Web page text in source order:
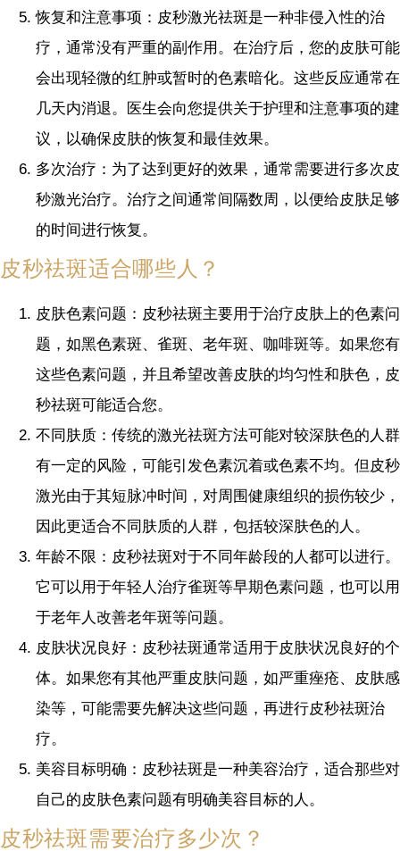
恢复和注意事项：皮秒激光祛斑是一种非侵入性的治
疗，通常没有严重的副作用。在治疗后，您的皮肤可能
会出现轻微的红肿或暂时的色素暗化。这些反应通常在
几天内消退。医生会向您提供关于护理和注意事项的建
议，以确保皮肤的恢复和最佳效果。
多次治疗：为了达到更好的效果，通常需要进行多次皮
秒激光治疗。治疗之间通常间隔数周，以便给皮肤足够
的时间进行恢复。
皮秒祛斑适合哪些人？
皮肤色素问题：皮秒祛斑主要用于治疗皮肤上的色素问
题，如黑色素斑、雀斑、老年斑、咖啡斑等。如果您有
这些色素问题，并且希望改善皮肤的均匀性和肤色，皮
秒祛斑可能适合您。
不同肤质：传统的激光祛斑方法可能对较深肤色的人群
有一定的风险，可能引发色素沉着或色素不均。但皮秒
激光由于其短脉冲时间，对周围健康组织的损伤较少，
因此更适合不同肤质的人群，包括较深肤色的人。
年龄不限：皮秒祛斑对于不同年龄段的人都可以进行。
它可以用于年轻人治疗雀斑等早期色素问题，也可以用
于老年人改善老年斑等问题。
皮肤状况良好：皮秒祛斑通常适用于皮肤状况良好的个
体。如果您有其他严重皮肤问题，如严重痤疮、皮肤感
染等，可能需要先解决这些问题，再进行皮秒祛斑治
疗。
美容目标明确：皮秒祛斑是一种美容治疗，适合那些对
自己的皮肤色素问题有明确美容目标的人。
皮秒祛斑需要治疗多少次？